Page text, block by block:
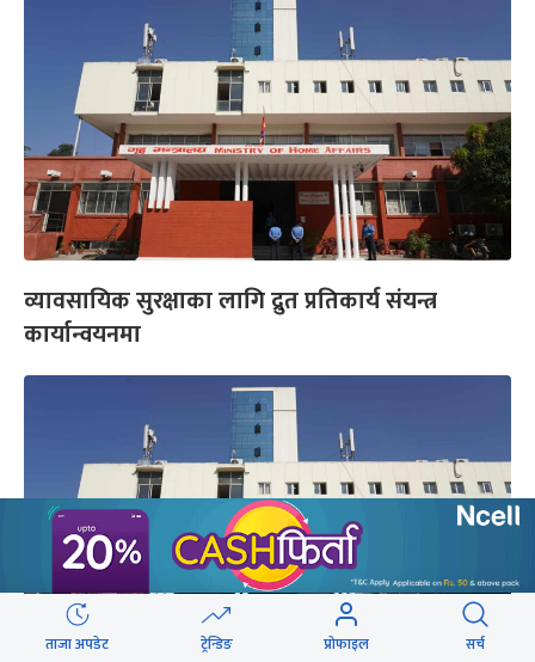
व्यावसायिक सुरक्षाका लागि द्रुत प्रतिकार्य संयन्त्र
कार्यान्वयनमा
ताजा अपडेट ट्रेन्डिङ प्रोफाइल सर्च